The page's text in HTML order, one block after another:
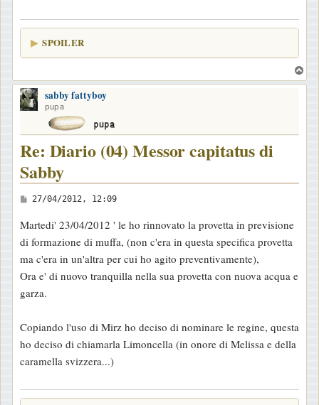
SPOILER
o
sabby fattyboy
pupa
Re: Diario (04) Messor capitatus di
Sabby
M
s
s
a
g
g
o
27/04/2012, 12:09
Martedi' 23/04/2012 ' le ho rinnovato la provetta in previsione
di formazione di muffa, (non c'era in questa specifica provetta
ma c'era in un'altra per cui ho agito preventivamente),
Ora e' di nuovo tranquilla nella sua provetta con nuova acqua e
garza.
Copiando l'uso di Mirz ho deciso di nominare le regine, questa
ho deciso di chiamarla Limoncella (in onore di Melissa e della
caramella svizzera...)